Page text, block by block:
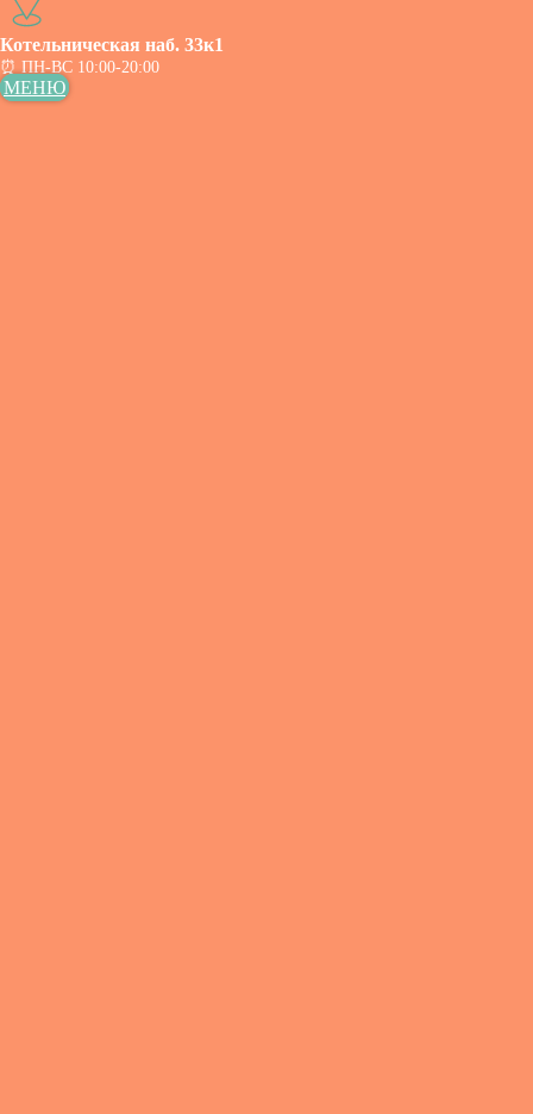
Котельническая наб. 33к1
⏰ ПН-ВС 10:00-20:00
МЕНЮ